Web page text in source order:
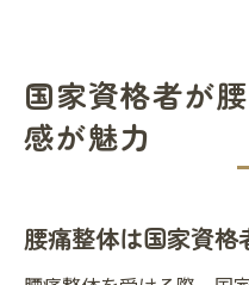
国家資格者が
感が魅力
腰痛整体は国家資格